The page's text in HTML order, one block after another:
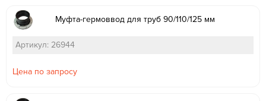
Муфта-гермоввод для труб 90/110/125 мм
Артикул: 26944
Цена по запросу